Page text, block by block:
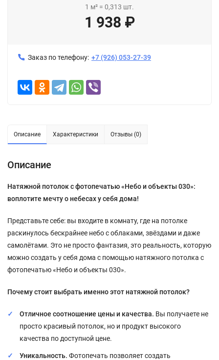
1 м² = 0,313 шт.
1 938 ₽
Заказ по телефону: +7 (926) 053-27-39
Описание Характеристики Отзывы (0)
Описание
Натяжной потолок с фотопечатью «Небо и объекты 030»:
воплотите мечту о небесах у себя дома!
Представьте себе: вы входите в комнату, где на потолке
раскинулось бескрайнее небо с облаками, звёздами и даже
самолётами. Это не просто фантазия, это реальность, которую
можно создать у себя дома с помощью натяжного потолка с
фотопечатью «Небо и объекты 030».
Почему стоит выбрать именно этот натяжной потолок?
Отличное соотношение цены и качества. Вы получаете не
просто красивый потолок, но и продукт высокого
качества по доступной цене.
Уникальность. Фотопечать позволяет создать